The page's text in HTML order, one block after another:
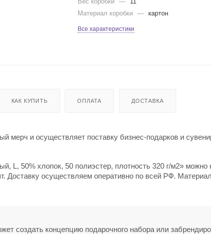
Материал коробки
— картон
Все характеристики
КАК КУПИТЬ ОПЛАТА ДОСТАВКА
мерч и осуществляет поставку бизнес-подарков и
L, 50% хлопок, 50 полиэстер, плотность 320 г/м2» можно
Доставку осуществляем оперативно по всей РФ.
создать концепцию подарочного набора или